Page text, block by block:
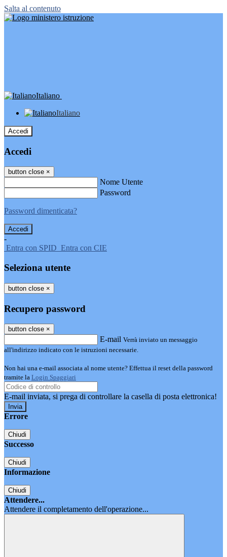
Salta al contenuto
Italiano
Italiano
Accedi
Accedi
button close ×
Nome Utente
Password
Password dimenticata?
-
Entra con SPID Entra con CIE
Seleziona utente
button close ×
Recupero password
button close ×
E-mail Verrà inviato un messaggio
all'indirizzo indicato con le istruzioni necessarie.
Non hai una e-mail associata al nome utente? Effettua il reset della password
tramite la Login Spaggiari
E-mail inviata, si prega di controllare la casella di posta elettronica!
Errore
Chiudi
Successo
Chiudi
Informazione
Chiudi
Attendere...
Attendere il completamento dell'operazione...